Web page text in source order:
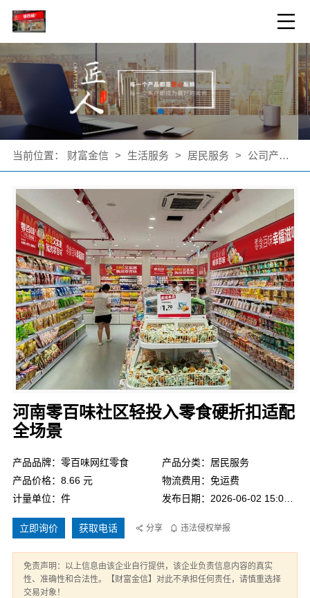
当前位置： 财富金信 > 生活服务 > 居民服务 > 公司产品
河南零百味社区轻投入零食硬折扣适配
全场景
产品品牌：零百味网红零食
产品分类：居民服务
产品价格：8.66 元
物流费用：免运费
计量单位：件
立即询价 获取电话 分享 违法侵权举报
免责声明：以上信息由该企业自行提供，该企业负责信息内容的真实
性、准确性和合法性。【财富金信】对此不承担任何责任，请慎重选择
交易对象！